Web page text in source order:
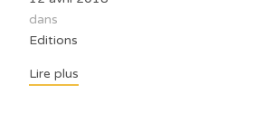
dans
Editions
Lire plus